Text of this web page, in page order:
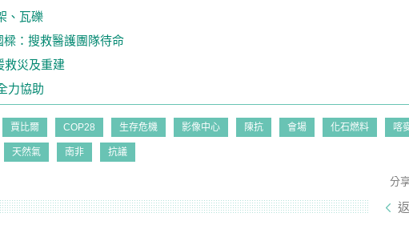
、瓦礫
：搜救醫護團隊待命
救災及重建
力協助
賈比爾 COP28 生存危機 影像中心 陳抗 會場 化石燃料 喀
天然氣 南非 抗議
分